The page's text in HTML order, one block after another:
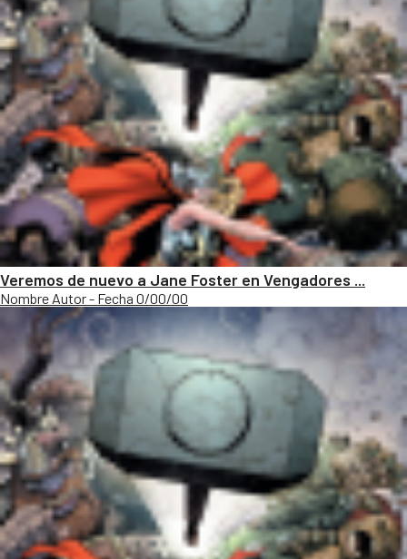
Veremos de nuevo a Jane Foster en Vengadores ...
Nombre Autor - Fecha 0/00/00